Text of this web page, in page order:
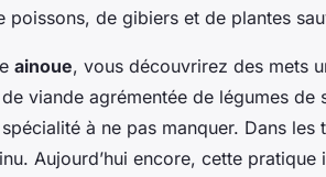
poissons, de gibiers et de plantes
ainoue, vous découvrirez des mets
viande agrémentée de légumes de
à ne pas manquer. Dans les
Aujourd’hui encore, cette